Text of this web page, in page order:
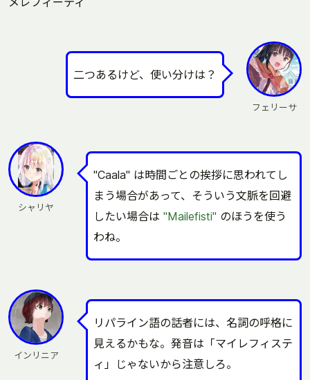
フェリーサ
二つあるけど、使い分けは？
シャリヤ
"Caala" は時間ごとの挨拶に思われてし
まう場合があって、そういう文脈を回避
したい場合は "Mailefisti" のほうを使う
わね。
インリニア
リパライン語の話者には、名詞の呼格に
見えるかもな。発音は「マイレフィステ
ィ」じゃないから注意しろ。